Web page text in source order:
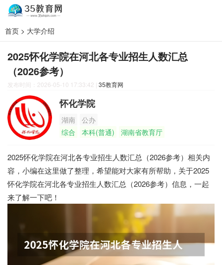
首页 > 大学介绍
2025怀化学院在河北各专业招生人数汇总
（2026参考）
发布时间：2026-05-10 17:33:42 | 35教育网
怀化学院
湖南
公办
综合
本科(普通) 湖南省教育厅
2025怀化学院在河北各专业招生人数汇总（2026参考）相关内
容，小编在这里做了整理，希望能对大家有所帮助，关于2025
怀化学院在河北各专业招生人数汇总（2026参考）信息，一起
来了解一下吧！